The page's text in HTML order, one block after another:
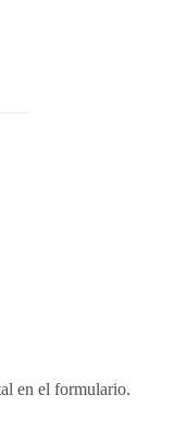
en el formulario.